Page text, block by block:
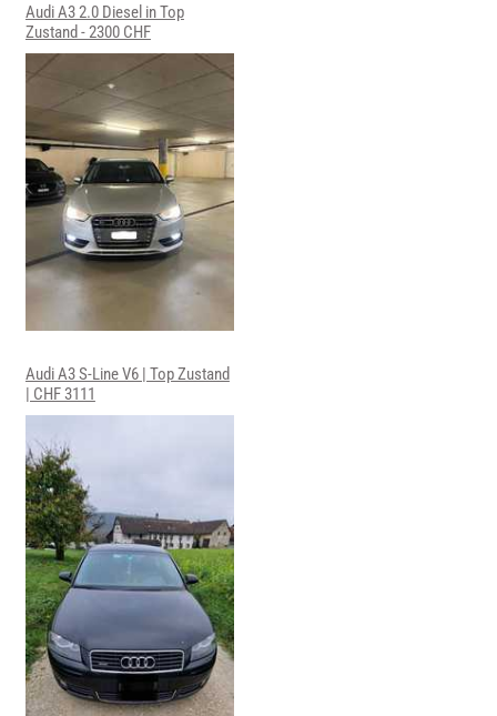
Audi A3 2.0 Diesel in Top
Zustand - 2300 CHF
Audi A3 S-Line V6 | Top Zustand
| CHF 3111